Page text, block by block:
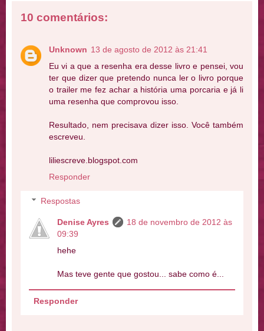
10 comentários:
Unknown 13 de agosto de 2012 às 21:41
Eu vi a que a resenha era desse livro e pensei, vou
ter que dizer que pretendo nunca ler o livro porque
o trailer me fez achar a história uma porcaria e já li
uma resenha que comprovou isso.
Resultado, nem precisava dizer isso. Você também
escreveu.
liliescreve.blogspot.com
Responder
Respostas
Denise Ayres
18 de novembro de 2012 às
09:39
hehe
Mas teve gente que gostou... sabe como é...
Responder